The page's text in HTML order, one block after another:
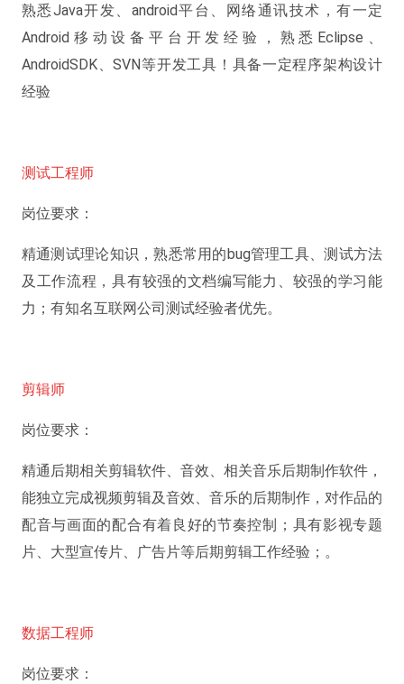
熟悉Java开发、android平台、网络通讯技术，有一定
Android移动设备平台开发经验，熟悉Eclipse、
AndroidSDK、SVN等开发工具！具备一定程序架构设计
经验
测试工程师
岗位要求：
精通测试理论知识，熟悉常用的bug管理工具、测试方法
及工作流程，具有较强的文档编写能力、较强的学习能
力；有知名互联网公司测试经验者优先。
剪辑师
岗位要求：
精通后期相关剪辑软件、音效、相关音乐后期制作软件，
能独立完成视频剪辑及音效、音乐的后期制作，对作品的
配音与画面的配合有着良好的节奏控制；具有影视专题
片、大型宣传片、广告片等后期剪辑工作经验；。
数据工程师
岗位要求：